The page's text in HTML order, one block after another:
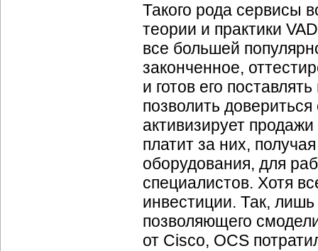
Такого рода сервисы
теории и практики
все большей
законченное,
и готов его
позволить
активизирует
платит за них,
оборудования, для
специалистов. Хотя
инвестиции. Так,
позволяющего
от Cisco, OCS